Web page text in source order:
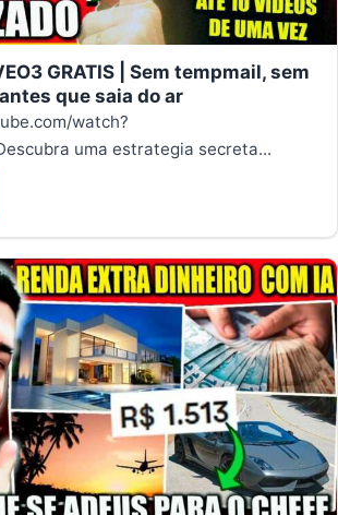
GRATIS | Sem tempmail, sem
que saia do ar
watch?
uma estrategia secreta...